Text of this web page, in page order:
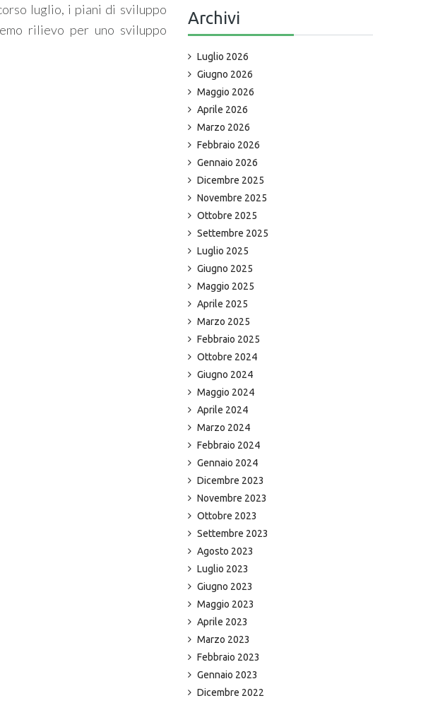
luglio, i piani di sviluppo
rilievo per uno sviluppo
Archivi
Luglio 2026
Giugno 2026
Maggio 2026
Aprile 2026
Marzo 2026
Febbraio 2026
Gennaio 2026
Dicembre 2025
Novembre 2025
Ottobre 2025
Settembre 2025
Luglio 2025
Giugno 2025
Maggio 2025
Aprile 2025
Marzo 2025
Febbraio 2025
Ottobre 2024
Giugno 2024
Maggio 2024
Aprile 2024
Marzo 2024
Febbraio 2024
Gennaio 2024
Dicembre 2023
Novembre 2023
Ottobre 2023
Settembre 2023
Agosto 2023
Luglio 2023
Giugno 2023
Maggio 2023
Aprile 2023
Marzo 2023
Febbraio 2023
Gennaio 2023
Dicembre 2022